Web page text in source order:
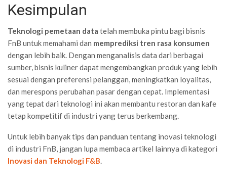
Kesimpulan
Teknologi pemetaan data telah membuka pintu bagi bisnis
FnB untuk memahami dan memprediksi tren rasa konsumen
dengan lebih baik. Dengan menganalisis data dari berbagai
sumber, bisnis kuliner dapat mengembangkan produk yang lebih
sesuai dengan preferensi pelanggan, meningkatkan loyalitas,
dan merespons perubahan pasar dengan cepat. Implementasi
yang tepat dari teknologi ini akan membantu restoran dan kafe
tetap kompetitif di industri yang terus berkembang.
Untuk lebih banyak tips dan panduan tentang inovasi teknologi
di industri FnB, jangan lupa membaca artikel lainnya di kategori
Inovasi dan Teknologi F&B.